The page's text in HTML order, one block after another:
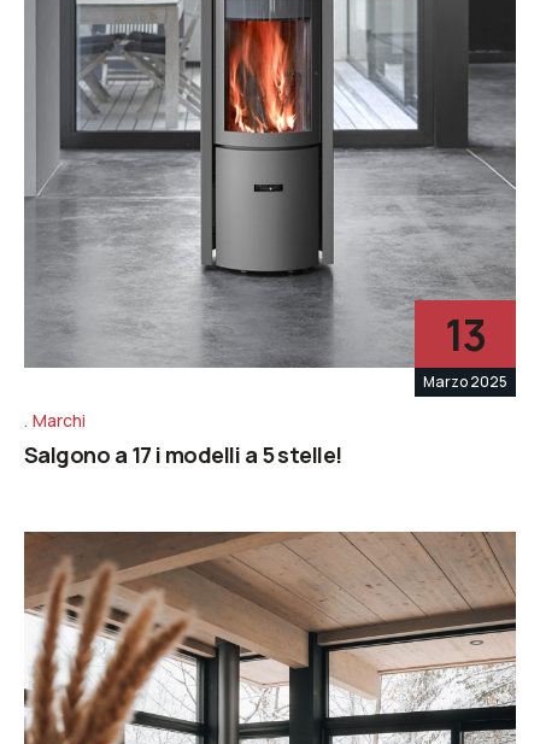
13
Marzo 2025
Marchi
Salgono a 17 i modelli a 5 stelle!